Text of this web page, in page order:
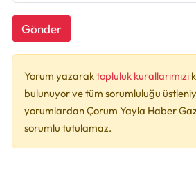
Gönder
Yorum yazaraktopluluk kurallarımızı
bulunuyor ve tüm sorumluluğu
yorumlardan Çorum Yayla Haber
sorumlu tutulamaz.